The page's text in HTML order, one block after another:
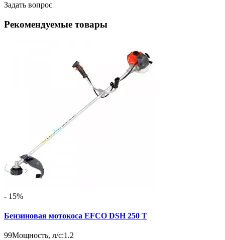
Задать вопрос
Рекомендуемые товары
- 15%
Бензиновая мотокоса EFCO DSH 250 T
99Мощность, л/с:1.2